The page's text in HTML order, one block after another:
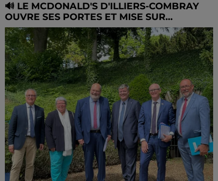
🔊 LE MCDONALD'S D'ILLIERS-COMBRAY
OUVRE SES PORTES ET MISE SUR...